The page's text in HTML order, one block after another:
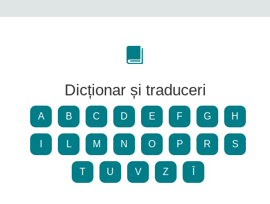
Dicționar și traduceri
A B C D E F G H
L M N O P R S
T U V Z